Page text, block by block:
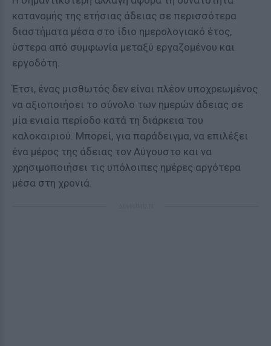
κατανομής της ετήσιας άδειας σε περισσότερα
διαστήματα μέσα στο ίδιο ημερολογιακό έτος,
ύστερα από συμφωνία μεταξύ εργαζομένου και
εργοδότη.
Έτσι, ένας μισθωτός δεν είναι πλέον υποχρεωμένος
να αξιοποιήσει το σύνολο των ημερών άδειας σε
μία ενιαία περίοδο κατά τη διάρκεια του
καλοκαιριού. Μπορεί, για παράδειγμα, να επιλέξει
ένα μέρος της άδειας τον Αύγουστο και να
χρησιμοποιήσει τις υπόλοιπες ημέρες αργότερα
μέσα στη χρονιά.